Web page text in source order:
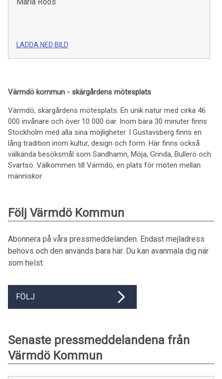
LADDA NED BILD
Värmdö kommun - skärgårdens mötesplats
Värmdö, skärgårdens mötesplats. En unik natur med cirka 46
000 invånare och över 10 000 öar. Inom bara 30 minuter finns
Stockholm med alla sina möjligheter. I Gustavsberg finns en
lång tradition inom kultur, design och form. Här finns också
välkända besöksmål som Sandhamn, Möja, Grinda, Bullerö och
Svartsö. Välkommen till Värmdö, en plats för möten mellan
människor.
Följ Värmdö Kommun
Abonnera på våra pressmeddelanden. Endast mejladress
behövs och den används bara här. Du kan avanmäla dig när
som helst.
FÖLJ
Senaste pressmeddelandena från
Värmdö Kommun